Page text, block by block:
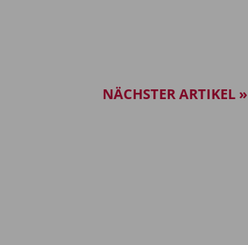
NÄCHSTER ARTIKEL »